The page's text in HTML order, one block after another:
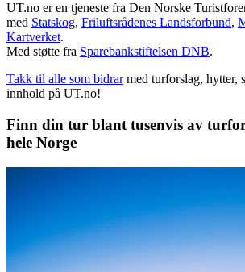
UT.no er en tjeneste fra Den Norske
med Statskog, Friluftsrådenes Landsforbund,
Kartverket.
Med støtte fra Sparebankstiftelsen DNB.
Takk til alle som bidrar med turforslag, hytter,
innhold på UT.no!
Finn din tur blant tusenvis av
hele Norge